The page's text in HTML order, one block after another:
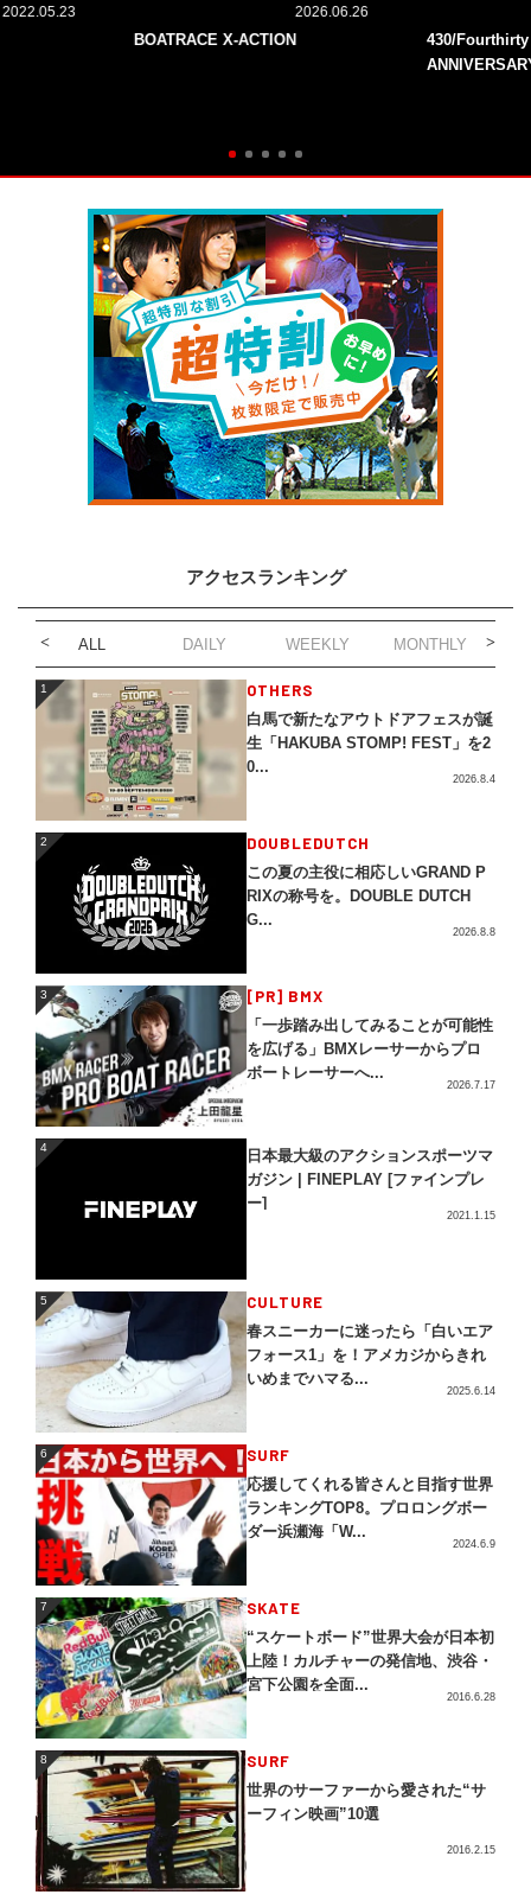
2022.05.23 2026.06.26
BOATRACE X-ACTION
430/
アクセスランキング
ALL DAILY WEEKLY MONTHLY
1 OTHERS
白馬で新たなアウトドアフェスが誕
生「HAKUBA STOMP! FEST」を2
0...
2026.8.4
2 DOUBLEDUTCH
この夏の主役に相応しいGRAND P
RIXの称号を。DOUBLE DUTCH
G...
2026.8.8
3 [PR] BMX
「一歩踏み出してみることが可能性
を広げる」BMXレーサーからプロ
ボートレーサーへ...
2026.7.17
4
日本最大級のアクションスポーツマ
ガジン | FINEPLAY [ファインプレ
ー]
2021.1.15
5 CULTURE
春スニーカーに迷ったら「白いエア
フォース1」を！アメカジからきれ
いめまでハマる...
2025.6.14
6 SURF
応援してくれる皆さんと目指す世界
ランキングTOP8。プロロングボー
ダー浜瀬海「W...
2024.6.9
7 SKATE
“スケートボード”世界大会が日本初
上陸！カルチャーの発信地、渋谷・
宮下公園を全面...
2016.6.28
8 SURF
世界のサーファーから愛された“サ
ーフィン映画”10選
2016.2.15